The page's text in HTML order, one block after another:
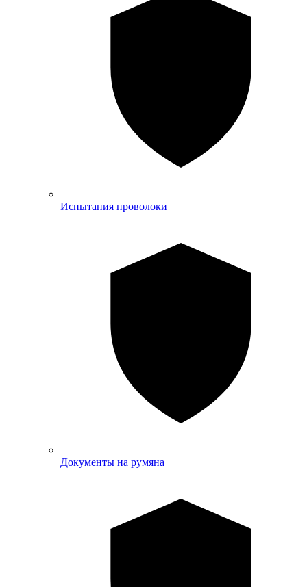
Испытания проволоки
Документы на румяна